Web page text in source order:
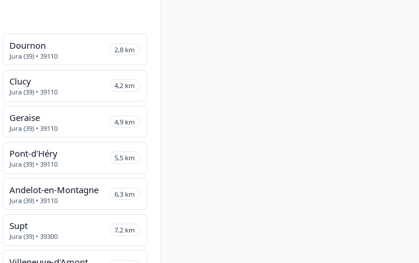
Dournon
Jura (39) • 39110
2,8 km
Clucy
Jura (39) • 39110
4,2 km
Geraise
Jura (39) • 39110
4,9 km
Pont-d'Héry
Jura (39) • 39110
5,5 km
Andelot-en-Montagne
Jura (39) • 39110
6,3 km
Supt
Jura (39) • 39300
7,2 km